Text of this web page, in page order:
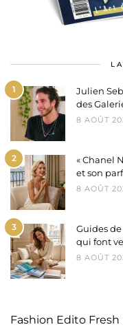
1
Julien
des
8 AOÛT
2
« Chanel
et son
8 AOÛT
3
Guides
qui font
8 AOÛT
Fashion Edito Fresh